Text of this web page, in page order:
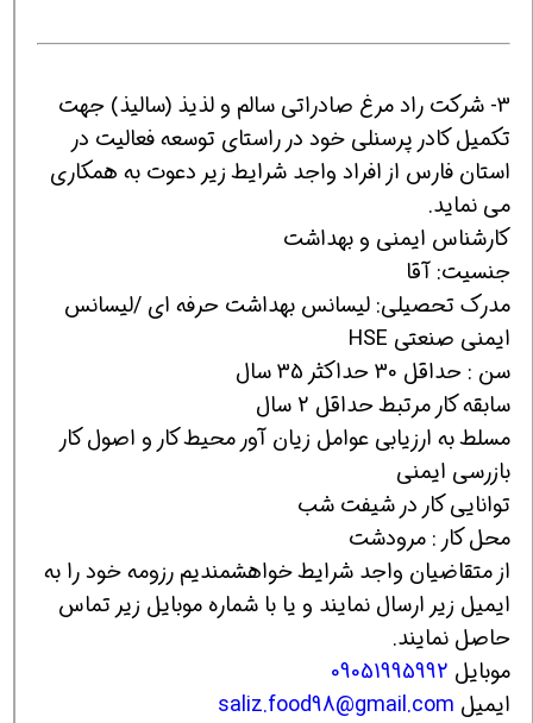
3- شرکت راد مرغ صادراتی سالم و لذیذ (سالیذ) جهت
تکمیل کادر پرسنلی خود در راستای توسعه فعالیت در
استان فارس از افراد واجد شرایط زیر دعوت به همکاری
می نماید.
کارشناس ایمنی و بهداشت
جنسیت: آقا
مدرک تحصیلی: لیسانس بهداشت حرفه ای /لیسانس
ایمنی صنعتی HSE
سن : حداقل 30 حداکثر 35 سال
سابقه کار مرتبط حداقل 2 سال
مسلط به ارزیابی عوامل زیان آور محیط کار و اصول کار
بازرسی ایمنی
توانایی کار در شیفت شب
محل کار : مرودشت
از متقاضیان واجد شرایط خواهشمندیم رزومه خود را به
ایمیل زیر ارسال نمایند و یا با شماره موبایل زیر تماس
حاصل نمایند.
موبایل 09051995992
ایمیل saliz.food98@gmail.com